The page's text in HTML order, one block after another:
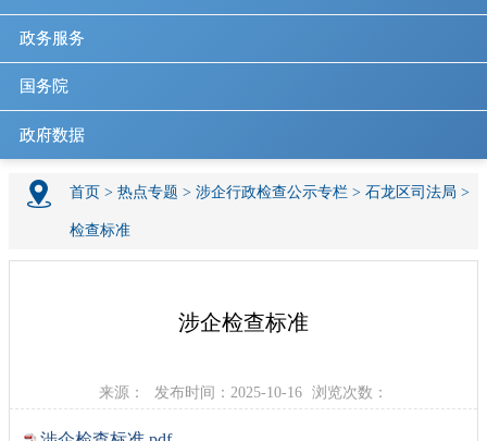
政务服务
国务院
政府数据
首页 > 热点专题 > 涉企行政检查公示专栏 > 石龙区司法局 >
检查标准
涉企检查标准
来源： 发布时间：2025-10-16 浏览次数：